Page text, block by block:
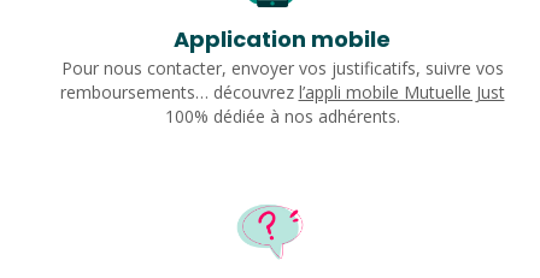
Application mobile
Pour nous contacter, envoyer vos justificatifs, suivre vos
remboursements… découvrez l’appli mobile Mutuelle Just
100% dédiée à nos adhérents.